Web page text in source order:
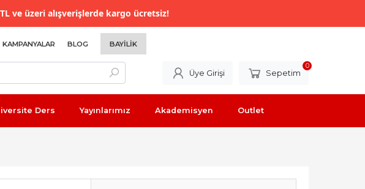
ve üzeri alışverişlerde kargo ücretsiz!
KAMPANYALAR BLOG BAYILIK
Üye Girişi Sepetim
0
Ders Yayınlarımız Akademisyen Outlet